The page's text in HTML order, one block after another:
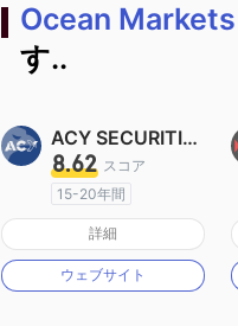
Ocean Markets
す..
ACY SECURITIES
8.62 スコア
15-20年間
オーストラリア規制
マーケットメイキングライセンス（MM）
詳細
ウェブサイト